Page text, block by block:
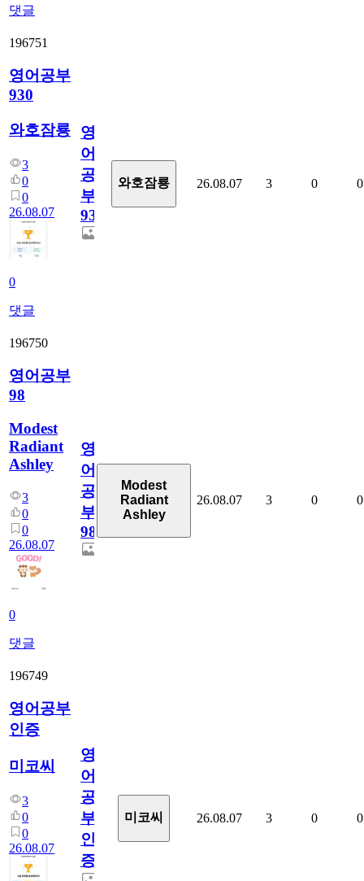
댓글
196751
영어공부
930
와호잠룡
3
0
0
26.08.07
0
댓글
영
어
공
부
930
와호잠룡 26.08.07 3 0 0
196750
영어공부
98
Modest
Radiant
Ashley
3
0
0
26.08.07
0
댓글
영
어
공
부
98
Modest
Radiant
Ashley
26.08.07 3 0 0
196749
영어공부
인증
미코씨
3
0
0
26.08.07
영
어
공
부
인
증
미코씨 26.08.07 3 0 0